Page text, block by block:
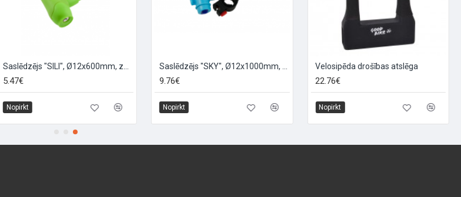
5.47€
Nopirkt
9.76€
Nopirkt
Velosipēda drošības atslēga
22.76€
Nopirkt